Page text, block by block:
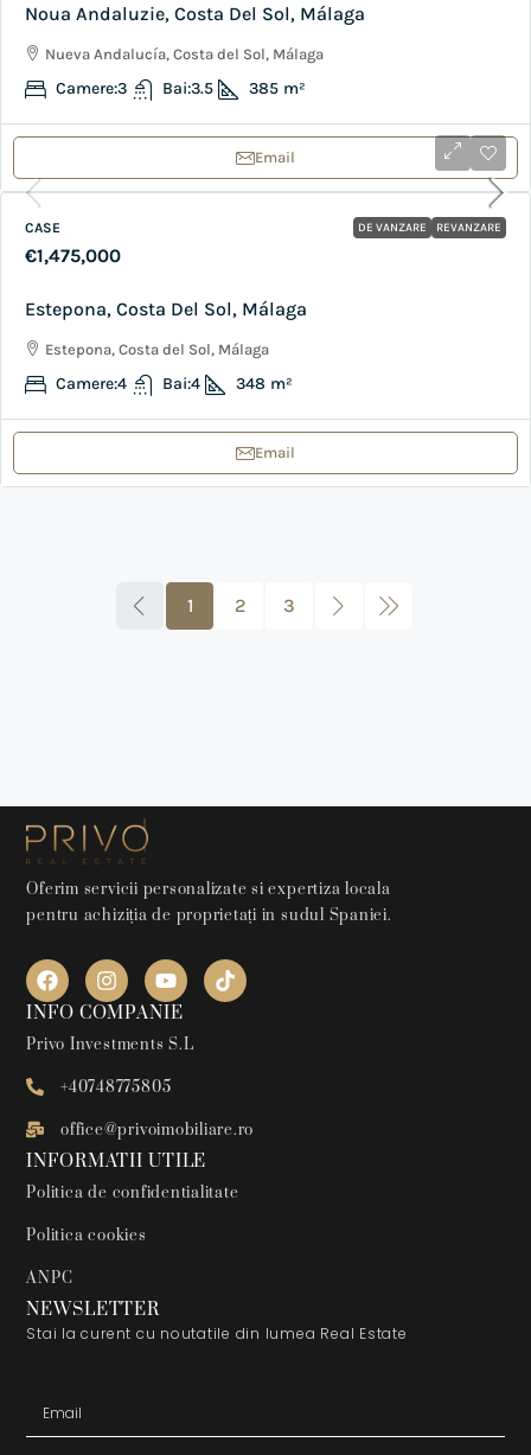
Noua Andaluzie, Costa Del Sol, Málaga
Nueva Andalucía, Costa del Sol, Málaga
Camere:3 Bai:3.5 385 m²
Email
DE VANZARE REVANZARE
CASE
€1,475,000
Estepona, Costa Del Sol, Málaga
Estepona, Costa del Sol, Málaga
Camere:4 Bai:4 348 m²
Email
1 2 3
Oferim servicii personalizate si expertiza locala
pentru achiziția de proprietați in sudul Spaniei.
INFO COMPANIE
Privo Investments S.L
+40748775805
office@privoimobiliare.ro
INFORMATII UTILE
Politica de confidentialitate
Politica cookies
ANPC
NEWSLETTER
Stai la curent cu noutatile din lumea Real Estate